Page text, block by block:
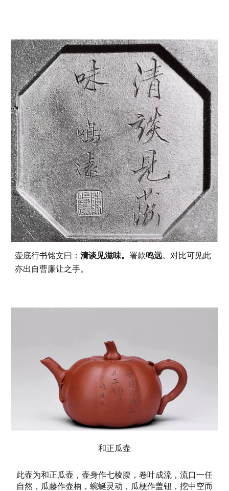
壶底行书铭文曰：清谈见滋味。署款鸣远。对比可见此
亦出自曹廉让之手。
和正瓜壶
此壶为和正瓜壶，壶身作七棱腹，卷叶成流，流口一任
自然，瓜藤作壶柄，蜿蜒灵动，瓜梗作盖钮，挖中空而